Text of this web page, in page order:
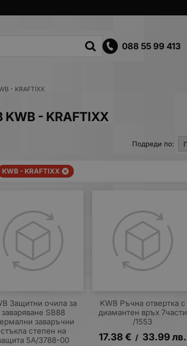
088 55 99 413
- KRAFTIXX
- KRAFTIXX
Подреди по:
KWB - KRAFTIXX
Защитни очила за
заваряване SB88
заваръчни
стъкла степен на
5А/3788-00
KWB Ръчна отвертка с
диамантен връх 7части
/1553
17.38€ / 33.99лв.